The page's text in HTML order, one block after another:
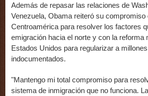
Además de repasar las relaciones de
Venezuela, Obama reiteró su
Centroamérica para resolver los factores
emigración hacia el norte y con la reforma
Estados Unidos para regularizar a
indocumentados.
"Mantengo mi total compromiso para
sistema de inmigración que no funciona.